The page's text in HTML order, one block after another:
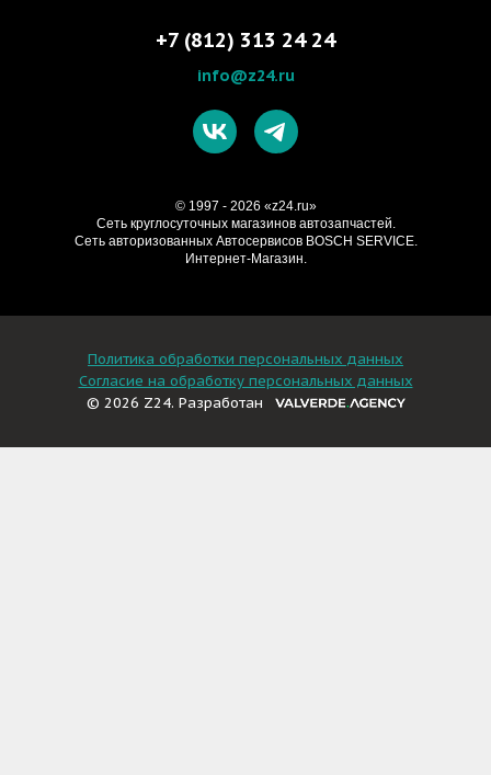
+7 (812) 313 24 24
info@z24.ru
© 1997 - 2026 «z24.ru»
Cеть круглосуточных магазинов автозапчастей.
Сеть авторизованных Автосервисов BOSCH SERVICE.
Интернет-Магазин.
Политика обработки персональных данных
Согласие на обработку персональных данных
© 2026 Z24. Разработан